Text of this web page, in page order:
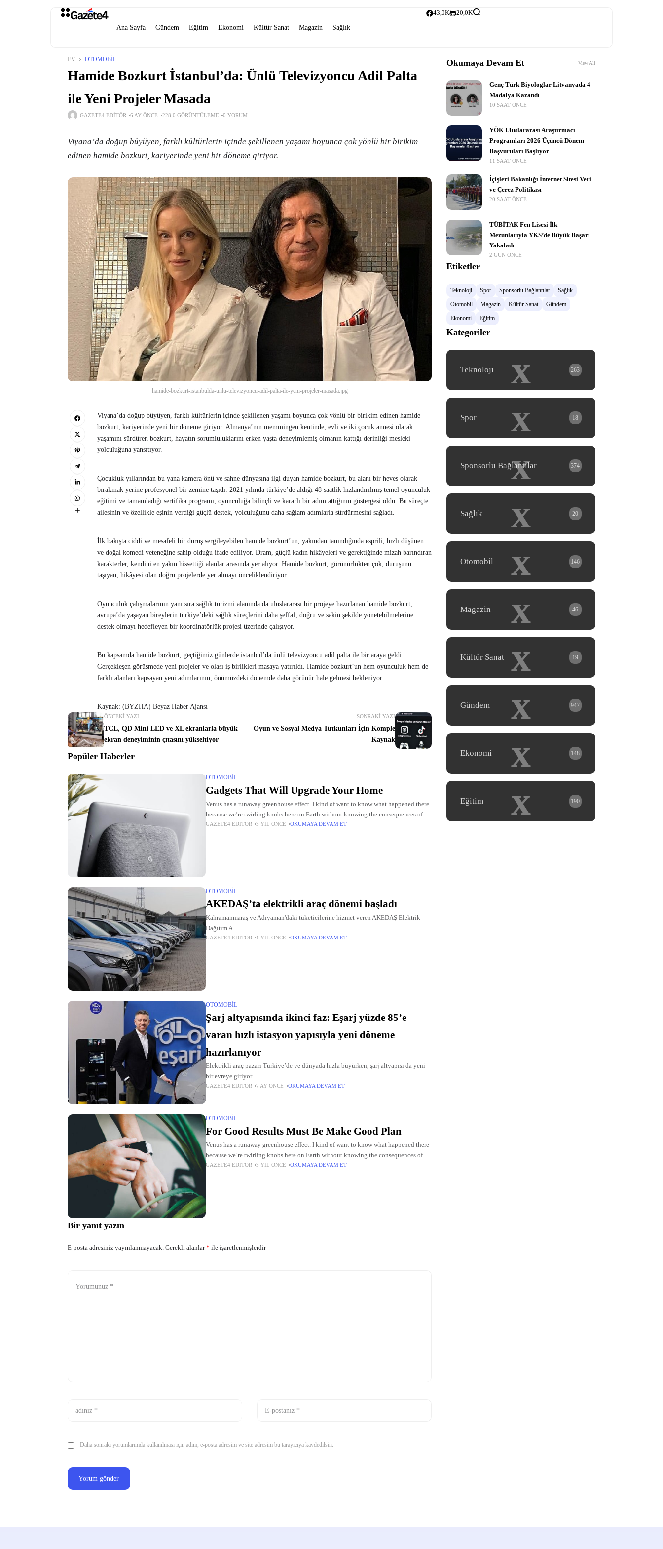
Ana Sayfa Gündem Eğitim Ekonomi Kültür Sanat Magazin Sağlık
43,0K 20,0K
EV OTOMOBIL
Hamide Bozkurt İstanbul’da: Ünlü Televizyoncu Adil Palta
ile Yeni Projeler Masada
GAZETE4 EDITÖR 6 AY ÖNCE 228,0 GÖRÜNTÜLEME 0 YORUM
Viyana’da doğup büyüyen, farklı kültürlerin içinde şekillenen yaşamı boyunca çok yönlü bir birikim
edinen hamide bozkurt, kariyerinde yeni bir döneme giriyor.
hamide-bozkurt-istanbulda-unlu-televizyoncu-adil-palta-ile-yeni-projeler-masada.jpg
Viyana’da doğup büyüyen, farklı kültürlerin içinde şekillenen yaşamı boyunca çok yönlü bir birikim edinen hamide
bozkurt, kariyerinde yeni bir döneme giriyor. Almanya’nın memmingen kentinde, evli ve iki çocuk annesi olarak
yaşamını sürdüren bozkurt, hayatın sorumluluklarını erken yaşta deneyimlemiş olmanın kattığı derinliği mesleki
yolculuğuna yansıtıyor.
Çocukluk yıllarından bu yana kamera önü ve sahne dünyasına ilgi duyan hamide bozkurt, bu alanı bir heves olarak
bırakmak yerine profesyonel bir zemine taşıdı. 2021 yılında türkiye’de aldığı 48 saatlik hızlandırılmış temel oyunculuk
eğitimi ve tamamladığı sertifika programı, oyunculuğa bilinçli ve kararlı bir adım attığının göstergesi oldu. Bu süreçte
ailesinin ve özellikle eşinin verdiği güçlü destek, yolculuğunu daha sağlam adımlarla sürdürmesini sağladı.
İlk bakışta ciddi ve mesafeli bir duruş sergileyebilen hamide bozkurt’un, yakından tanındığında esprili, hızlı düşünen
ve doğal komedi yeteneğine sahip olduğu ifade ediliyor. Dram, güçlü kadın hikâyeleri ve gerektiğinde mizah barındıran
karakterler, kendini en yakın hissettiği alanlar arasında yer alıyor. Hamide bozkurt, görünürlükten çok; duruşunu
taşıyan, hikâyesi olan doğru projelerde yer almayı önceliklendiriyor.
Oyunculuk çalışmalarının yanı sıra sağlık turizmi alanında da uluslararası bir projeye hazırlanan hamide bozkurt,
avrupa’da yaşayan bireylerin türkiye’deki sağlık süreçlerini daha şeffaf, doğru ve sakin şekilde yönetebilmelerine
destek olmayı hedefleyen bir koordinatörlük projesi üzerinde çalışıyor.
Bu kapsamda hamide bozkurt, geçtiğimiz günlerde istanbul’da ünlü televizyoncu adil palta ile bir araya geldi.
Gerçekleşen görüşmede yeni projeler ve olası iş birlikleri masaya yatırıldı. Hamide bozkurt’un hem oyunculuk hem de
farklı alanları kapsayan yeni adımlarının, önümüzdeki dönemde daha görünür hale gelmesi bekleniyor.
Kaynak: (BYZHA) Beyaz Haber Ajansı
ÖNCEKI YAZI
TCL, QD Mini LED ve XL ekranlarla büyük
ekran deneyiminin çıtasını yükseltiyor
SONRAKI YAZI
Oyun ve Sosyal Medya Tutkunları İçin Komple
Kaynak
Popüler Haberler
OTOMOBIL
Gadgets That Will Upgrade Your Home
Venus has a runaway greenhouse effect. I kind of want to know what happened there
because we’re twirling knobs here on Earth without knowing the consequences of it.
Mars once
GAZETE4 EDITÖR 3 YIL ÖNCE OKUMAYA DEVAM ET
OTOMOBIL
AKEDAŞ’ta elektrikli araç dönemi başladı
Kahramanmaraş ve Adıyaman'daki tüketicilerine hizmet veren AKEDAŞ Elektrik
Dağıtım A.
GAZETE4 EDITÖR 1 YIL ÖNCE OKUMAYA DEVAM ET
OTOMOBIL
Şarj altyapısında ikinci faz: Eşarj yüzde 85’e
varan hızlı istasyon yapısıyla yeni döneme
hazırlanıyor
Elektrikli araç pazarı Türkiye’de ve dünyada hızla büyürken, şarj altyapısı da yeni
bir evreye giriyor.
GAZETE4 EDITÖR 7 AY ÖNCE OKUMAYA DEVAM ET
OTOMOBIL
For Good Results Must Be Make Good Plan
Venus has a runaway greenhouse effect. I kind of want to know what happened there
because we’re twirling knobs here on Earth without knowing the consequences of it.
Mars once
GAZETE4 EDITÖR 3 YIL ÖNCE OKUMAYA DEVAM ET
Bir yanıt yazın
E-posta adresiniz yayınlanmayacak. Gerekli alanlar* ile işaretlenmişlerdir
Daha sonraki yorumlarımda kullanılması için adım, e-posta adresim ve site adresim bu tarayıcıya kaydedilsin.
Okumaya Devam Et View All
Genç Türk Biyologlar Litvanyada 4
Madalya Kazandı
10 SAAT ÖNCE
YÖK Uluslararası Araştırmacı
Programları 2026 Üçüncü Dönem
Başvuruları Başlıyor
11 SAAT ÖNCE
İçişleri Bakanlığı İnternet Sitesi Veri
ve Çerez Politikası
20 SAAT ÖNCE
TÜBİTAK Fen Lisesi İlk
Mezunlarıyla YKS’de Büyük Başarı
Yakaladı
2 GÜN ÖNCE
Etiketler
Teknoloji Spor Sponsorlu Bağlantılar
Sağlık
Otomobil
Magazin Kültür Sanat
Gündem
Ekonomi
Eğitim
Kategoriler
x
Teknoloji 263
x
Spor 18
x
Sponsorlu Bağlantılar 374
x
Sağlık 20
x
Otomobil 146
x
Magazin 46
x
Kültür Sanat 19
x
Gündem 947
x
Ekonomi 148
x
Eğitim 190